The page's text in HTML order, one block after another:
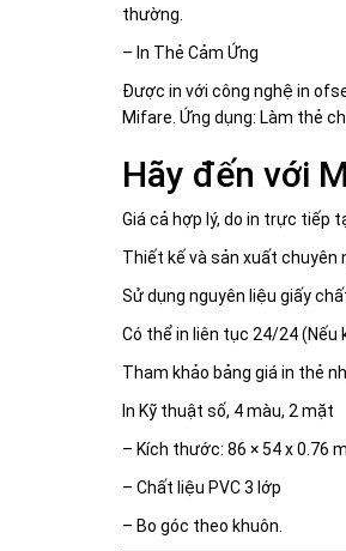
thường.
– In Thẻ Cảm Ứng
Được in với công nghệ in
Mifare. Ứng dụng: Làm thẻ
Hãy đến với
Giá cả hợp lý, do in trực tiếp
Thiết kế và sản xuất chuyên
Sử dụng nguyên liệu giấy
Có thể in liên tục 24/24 (Nếu
Tham khảo bảng giá in thẻ
In Kỹ thuật số, 4 màu, 2 mặt
– Kích thước: 86 × 54 x 0.76
– Chất liệu PVC 3 lớp
– Bo góc theo khuôn.